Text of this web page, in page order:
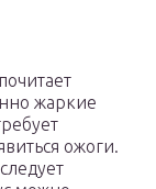
жаркие
ожоги.